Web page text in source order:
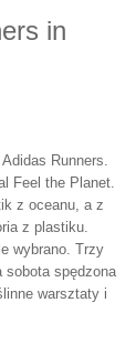
in
Runners.
Feel the Planet.
z oceanu, a z
z plastiku.
wybrano. Trzy
sobota spędzona
warsztaty i